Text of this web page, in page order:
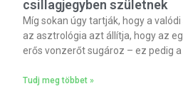
csillagjegyben születnek
Míg sokan úgy tartják, hogy a
az asztrológia azt állítja, hogy az
erős vonzerőt sugároz – ez pedig a
Tudj meg többet »